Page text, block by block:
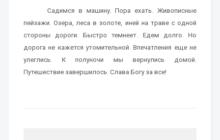
Садимся в машину. Пора ехать. Живописные
пейзажи. Озера, леса в золоте, иней на траве с одной
стороны дороги. Быстро темнеет. Едем долго. Но
дорога не кажется утомительной. Впечатления еще не
улеглись. К полуночи мы вернулись домой.
Путешествие завершилось. Слава Богу за все!